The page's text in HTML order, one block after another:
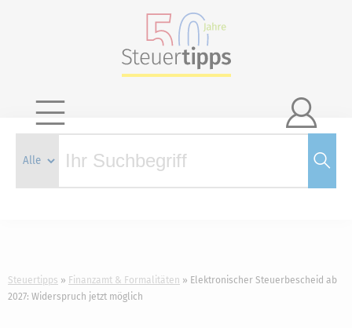

Steuertipps Finanzamt & Formalitäten
Elektronischer Steuerbescheid ab
2027: Widerspruch jetzt möglich